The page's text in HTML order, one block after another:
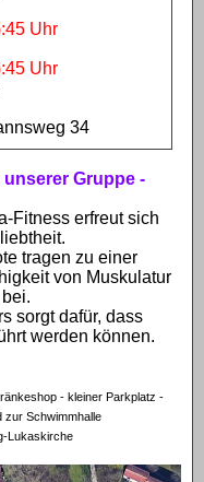
Uhr
Uhr
34
Gruppe -
Fitness erfreut sich
tragen zu einer
von Muskulatur
sorgt dafür, dass
werden können.
- kleiner Parkplatz -
zur Schwimmhalle
Lukaskirche